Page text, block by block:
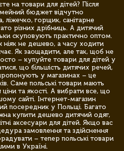
на товари для дітей? Після
бюджет відчутно
ліжечко, горщик, санітарне
різних дрібниць. А дитячий
скуповують практично оптом.
не дешево, а часу ходити
Як заощадити, але так, щоб не
– купуйте товари для дітей у
що більшість дитячих речей,
у магазинах – це
Саме польські товари мають
та якості. А вибрати все, що
сайті. Інтернет-магазин
посередник у Польщі. Багато
купити дешево дитячий одяг,
аксесуари для дітей. Якщо вас
замовлення та здійснення
– тепер польські товари
в Україні.